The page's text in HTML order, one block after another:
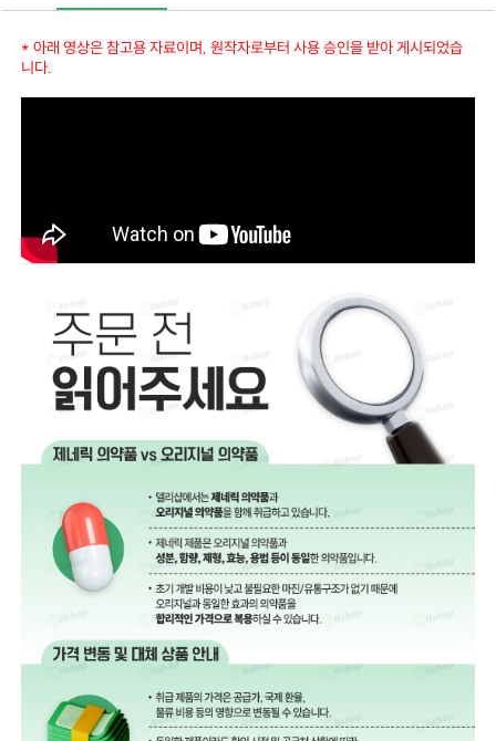
* 아래 영상은 참고용 자료이며, 원작자로부터 사용 승인을 받아 게시되었습
니다.